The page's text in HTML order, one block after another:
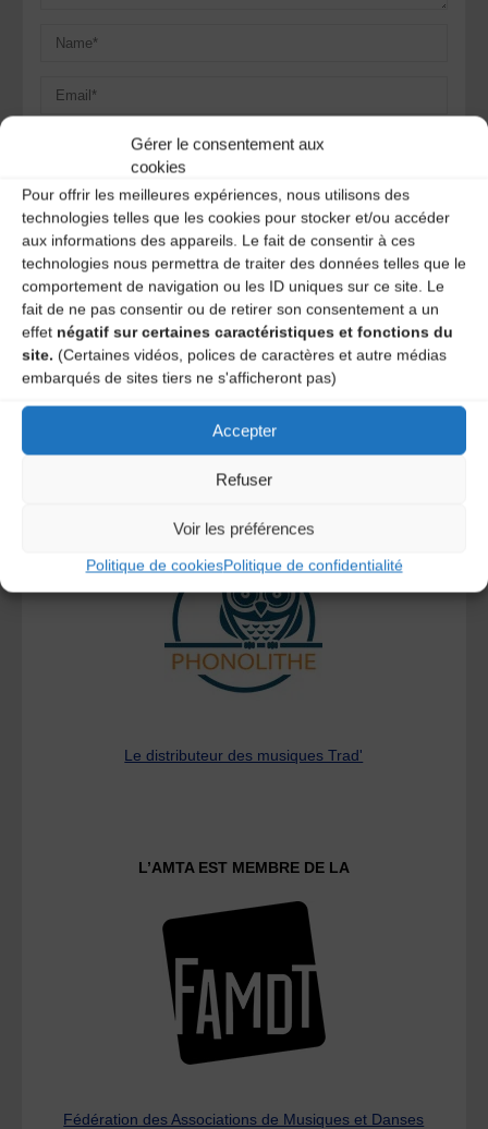
Gérer le consentement aux
cookies
Pour offrir les meilleures expériences, nous utilisons des
technologies telles que les cookies pour stocker et/ou accéder
aux informations des appareils. Le fait de consentir à ces
technologies nous permettra de traiter des données telles que le
comportement de navigation ou les ID uniques sur ce site. Le
fait de ne pas consentir ou de retirer son consentement a un
effet négatif sur certaines caractéristiques et fonctions du
site. (Certaines vidéos, polices de caractères et autre médias
embarqués de sites tiers ne s'afficheront pas)
Accepter
Refuser
Voir les préférences
Politique de cookiesPolitique de confidentialité
Save my name, email, and site URL in my browser for next
time I post a comment.
Ce site utilise Akismet pour réduire les indésirables.En
savoir plus sur la façon dont les données de vos
commentaires sont traitées.
Le distributeur des musiques Trad'
L’AMTA EST MEMBRE DE LA
Fédération des Associations de Musiques et Danses